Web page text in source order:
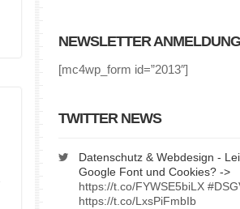
NEWSLETTER ANMELDUNG
[mc4wp_form id=”2013″]
TWITTER NEWS
Datenschutz & Webdesign -
Google Font und Cookies? ->
https://t.co/FYWSE5biLX
https://t.co/LxsPiFmbIb